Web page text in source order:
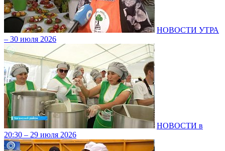
НОВОСТИ УТРА
– 30 июля 2026
НОВОСТИ в
20:30 – 29 июля 2026